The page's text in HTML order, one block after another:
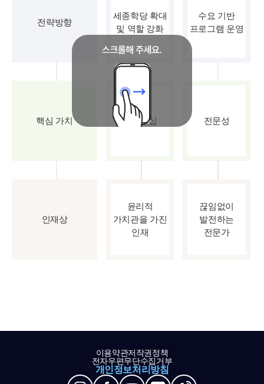
전략방향
세종학당 확대
및 역할 강화
수요 기반
프로그램 운영
핵심 가치 파트너십 전문성
인재상
윤리적
가치관을 가진
인재
끊임없이
발전하는
전문가
이용약관저작권정책
전자우편무단수집거부
개인정보처리방침